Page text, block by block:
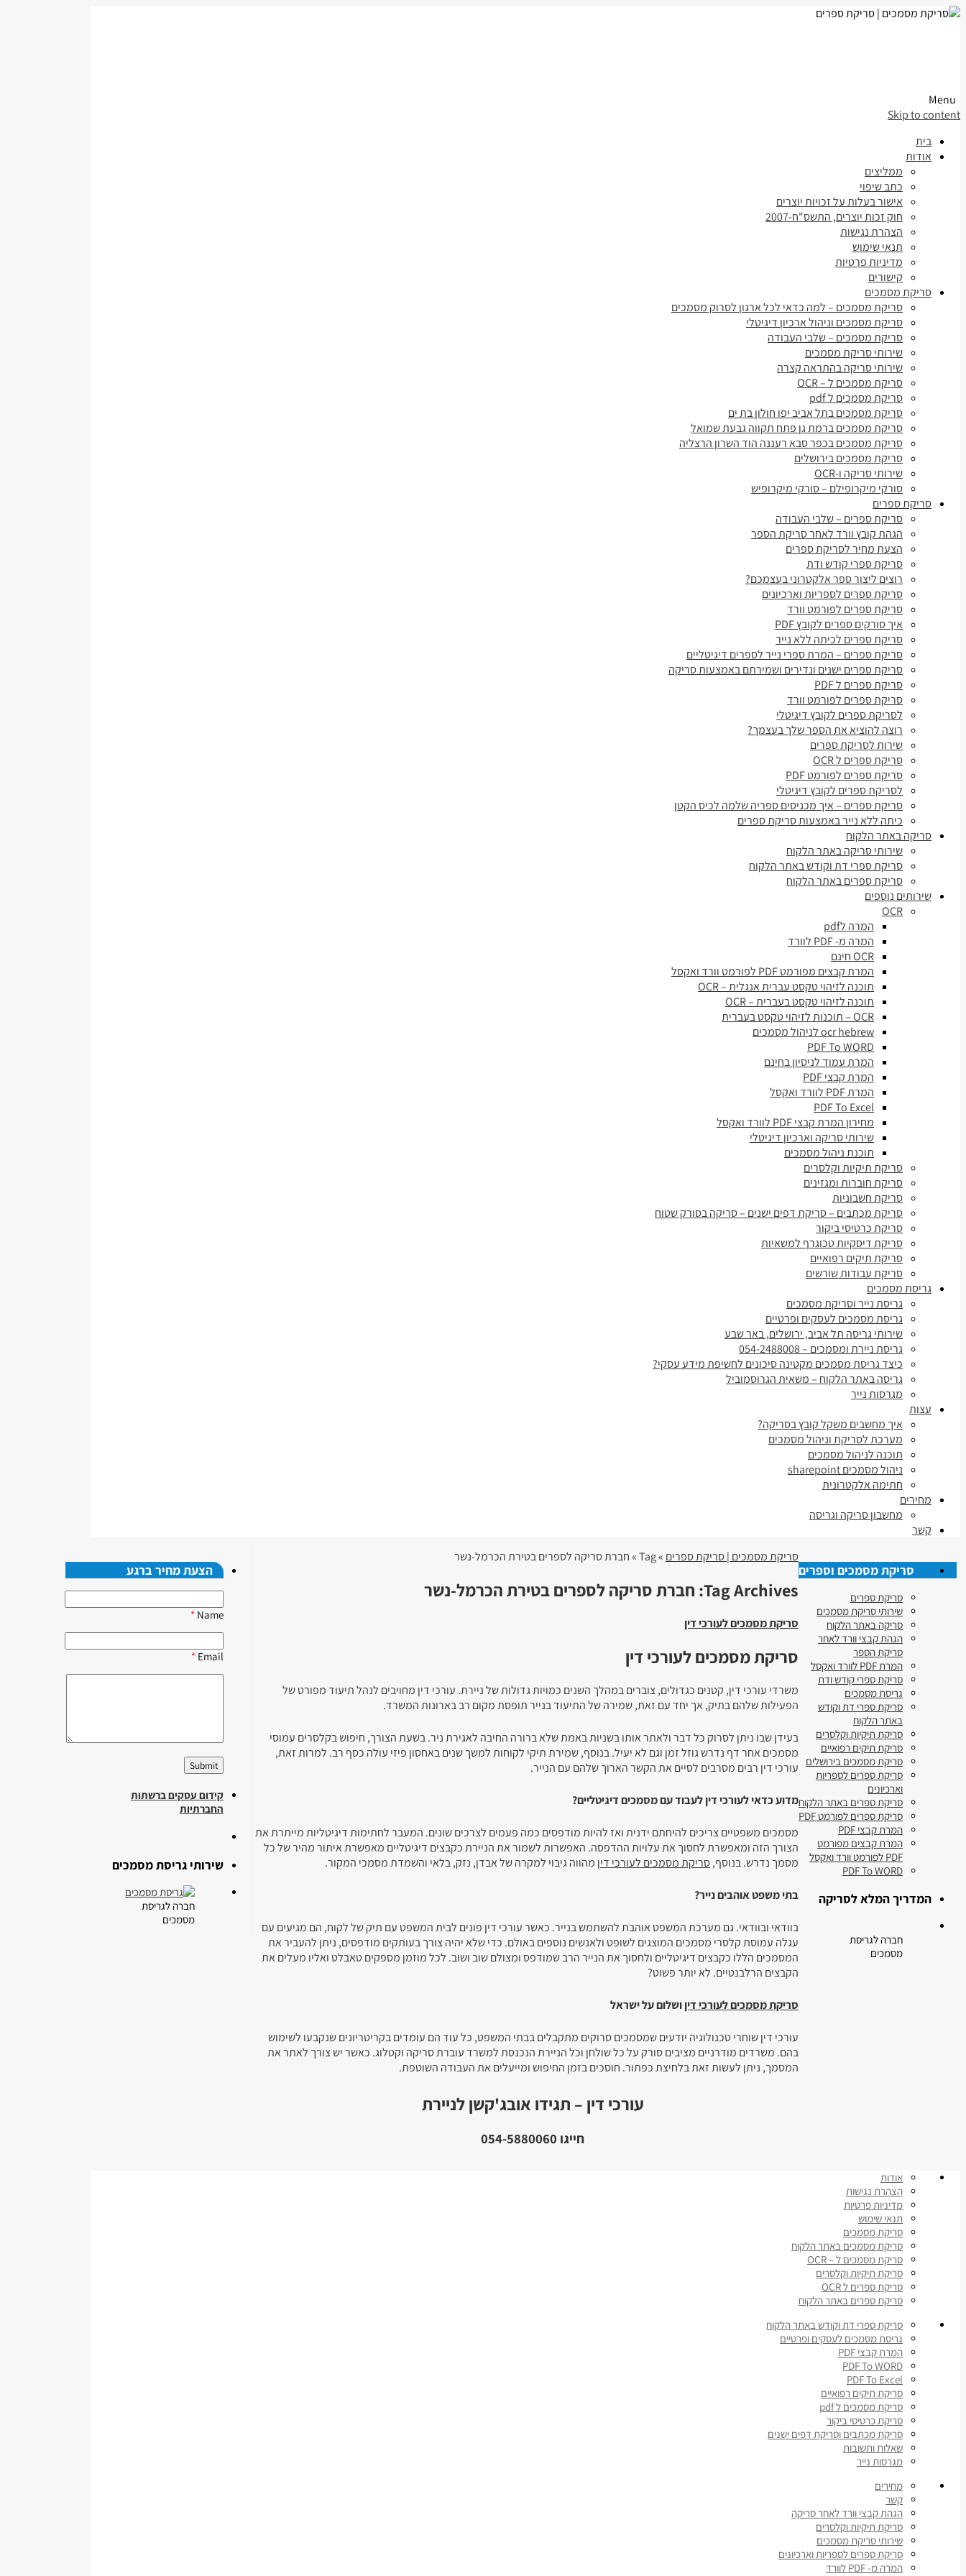
Skip to content
בית
אודות
ממליצים
כתב שיפוי
אישור בעלות על זכויות יוצרים
חוק זכות יוצרים, התשס"ח-2007
הצהרת נגישות
תנאי שימוש
מדיניות פרטיות
קישורים
סריקת מסמכים
סריקת מסמכים – למה כדאי לכל ארגון לסרוק מסמכים
סריקת מסמכים וניהול ארכיון דיגיטלי
סריקת מסמכים – שלבי העבודה
שירותי סריקת מסמכים
שירותי סריקה בהתראה קצרה
סריקת מסמכים ל – OCR
סריקת מסמכים ל pdf
סריקת מסמכים בתל אביב יפו חולון בת ים
סריקת מסמכים ברמת גן פתח תקווה גבעת שמואל
סריקת מסמכים בכפר סבא רעננה הוד השרון הרצליה
סריקת מסמכים בירושלים
שירותי סריקה ו-OCR
סורקי מיקרופילם – סורקי מיקרופיש
סריקת ספרים
סריקת ספרים – שלבי העבודה
הגהת קובץ וורד לאחר סריקת הספר
הצעת מחיר לסריקת ספרים
סריקת ספרי קודש ודת
רוצים ליצור ספר אלקטרוני בעצמכם?
סריקת ספרים לספריות וארכיונים
סריקת ספרים לפורמט וורד
איך סורקים ספרים לקובץ PDF
סריקת ספרים לכיתה ללא נייר
סריקת ספרים – המרת ספרי נייר לספרים דיגיטליים
סריקת ספרים ישנים ונדירים ושמירתם באמצעות סריקה
סריקת ספרים ל PDF
סריקת ספרים לפורמט וורד
לסריקת ספרים לקובץ דיגיטלי
רוצה להוציא את הספר שלך בעצמך?
שירות לסריקת ספרים
סריקת ספרים ל OCR
סריקת ספרים לפורמט PDF
לסריקת ספרים לקובץ דיגיטלי
סריקת ספרים – איך מכניסים ספריה שלמה לכיס הקטן
כיתה ללא נייר באמצעות סריקת ספרים
סריקה באתר הלקוח
שירותי סריקה באתר הלקוח
סריקת ספרי דת וקודש באתר הלקוח
סריקת ספרים באתר הלקוח
שירותים נוספים
OCR
המרה לpdf
המרה מ- PDF לוורד
OCR חינם
המרת קבצים מפורמט PDF לפורמט וורד ואקסל
תוכנה לזיהוי טקסט עברית אנגלית – OCR
תוכנה לזיהוי טקסט בעברית – OCR
OCR – תוכנות לזיהוי טקסט בעברית
ocr hebrew לניהול מסמכים
PDF To WORD
המרת עמוד לניסיון בחינם
המרת קבצי PDF
המרת PDF לוורד ואקסל
PDF To Excel
מחירון המרת קבצי PDF לוורד ואקסל
שירותי סריקה וארכיון דיגיטלי
תוכנת ניהול מסמכים
סריקת תיקיות וקלסרים
סריקת חוברות ומגזינים
סריקת חשבוניות
סריקת מכתבים – סריקת דפים ישנים – סריקה בסורק שטוח
סריקת כרטיסי ביקור
סריקת דיסקיות טכוגרף למשאיות
סריקת תיקים רפואיים
סריקת עבודות שורשים
גריסת מסמכים
גריסת נייר וסריקת מסמכים
גריסת מסמכים לעסקים ופרטיים
שירותי גריסה תל אביב, ירושלים, באר שבע
גריסת ניירת ומסמכים – 054-2488008
כיצד גריסת מסמכים מקטינה סיכונים לחשיפת מידע עסקי?
גריסה באתר הלקוח – משאית הגרוסמוביל
מגרסות נייר
עצות
איך מחשבים משקל קובץ בסריקה?
מערכת לסריקת וניהול מסמכים
תוכנה לניהול מסמכים
ניהול מסמכים sharepoint
חתימה אלקטרונית
מחירים
מחשבון סריקה וגריסה
קשר
סריקת מסמכים | סריקת ספרים » Tag » חברת סריקה לספרים בטירת הכרמל-נשר
Tag Archives: חברת סריקה לספרים בטירת הכרמל-נשר
סריקת מסמכים לעורכי דין
סריקת מסמכים לעורכי דין
משרדי עורכי דין, קטנים כגדולים, צוברים במהלך השנים כמויות גדולות של ניירת. עורכי דין מחויבים לנהל תיעוד מפורט של
הפעילות שלהם בתיק, אך יחד עם זאת, שמירה של התיעוד בנייר תופסת מקום רב בארונות המשרד.
בעידן שבו ניתן לסרוק כל דבר ולאתר אותו בשניות באמת שלא ברורה החיבה לאגירת ניר. בשעת הצורך, חיפוש בקלסרים עמוסי
מסמכים אחר דף נדרש גוזל זמן וגם לא יעיל. בנוסף, שמירת תיקי לקוחות למשך שנים באחסון פיזי עולה כסף רב. למרות זאת,
עורכי דין רבים מסרבים לסיים את הקשר הארוך שלהם עם הנייר.
מדוע כדאי לעורכי דין לעבוד עם מסמכים דיגיטליים?
מסמכים משפטיים צריכים להיחתם ידנית ואז להיות מודפסים כמה פעמים לצרכים שונים. המעבר לחתימות דיגיטליות מייתרת את
הצורך הזה ומאפשרת לחסוך את עלויות ההדפסה. האפשרות לשמור את הניירת כקבצים דיגיטליים מאפשרת איתור מהיר של כל
מסמך נדרש. בנוסף,סריקת מסמכים לעורכי דין מהווה גיבוי למקרה של אבדן, נזק, בלאי והשמדת מסמכי המקור.
בתי משפט אוהבים נייר?
בוודאי ובוודאי. גם מערכת המשפט אוהבת להשתמש בנייר. כאשר עורכי דין פונים לבית המשפט עם תיק של לקוח, הם מגיעים עם
עגלה עמוסת קלסרי מסמכים המוצגים לשופט ולאנשים נוספים באולם. כדי שלא יהיה צורך בעותקים מודפסים, ניתן להעביר את
המסמכים הללו כקבצים דיגיטליים ולחסוך את הנייר הרב שמודפס ומצולם שוב ושוב. לכל מוזמן מספקים טאבלט ואליו מעלים את
הקבצים הרלבנטיים. לא יותר פשוט?
סריקת מסמכים לעורכי דיןושלום על ישראל
עורכי דין שוחרי טכנולוגיה יודעים שמסמכים סרוקים מתקבלים בבתי המשפט, כל עוד הם עומדים בקריטריונים שנקבעו לשימוש
בהם. משרדים מודרניים מציבים סורק על כל שולחן וכל הניירת הנכנסת למשרד עוברת סריקה וקטלוג. כאשר יש צורך לאתר את
המסמך, ניתן לעשות זאת בלחיצת כפתור. חוסכים בזמן החיפוש ומייעלים את העבודה השוטפת.
עורכי דין – תגידו אובג'קשן לניירת
חייגו 054-5880060
הצעת מחיר ברגע
Name
*
Email
*
קידום עסקים ברשתות
החברתיות
שירותי גריסת מסמכים
חברה לגריסת
מסמכים
סריקת מסמכים וספרים
סריקת ספרים
שירותי סריקת מסמכים
סריקה באתר הלקוח
הגהת קבצי וורד לאחר
סריקת הספר
המרת PDF לוורד ואקסל
סריקת ספרי קודש ודת
גריסת מסמכים
סריקת ספרי דת וקודש
באתר הלקוח
סריקת תיקיות וקלסרים
סריקת תיקים רפואיים
סריקת מסמכים בירושלים
סריקת ספרים לספריות
וארכיונים
סריקת ספרים באתר הלקוח
סריקת ספרים לפורמט PDF
המרת קבצי PDF
המרת קבצים מפורמט
PDF לפורמט וורד ואקסל
PDF To WORD
המדריך המלא לסריקה
חברה לגריסת
מסמכים
אודות
הצהרת נגישות
מדיניות פרטיות
תנאי שימוש
סריקת מסמכים
סריקת מסמכים באתר הלקוח
סריקת מסמכים ל – OCR
סריקת תיקיות וקלסרים
סריקת ספרים ל OCR
סריקת ספרים באתר הלקוח
סריקת ספרי דת וקודש באתר הלקוח
גריסת מסמכים לעסקים ופרטיים
המרת קבצי PDF
PDF To WORD
PDF To Excel
סריקת תיקים רפואיים
סריקת מסמכים ל pdf
סריקת כרטיסי ביקור
סריקת מכתבים וסריקת דפים ישנים
שאלות ותשובות
מגרסות נייר
מחירים
קשר
הגהת קבצי וורד לאחר סריקה
סריקת תיקיות וקלסרים
שירותי סריקת מסמכים
סריקת ספרים לספריות וארכיונים
המרה מ- PDF לוורד